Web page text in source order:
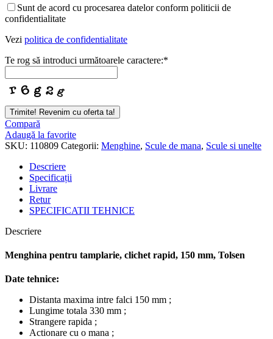
Sunt de acord cu procesarea datelor conform politicii de
confidentialitate
Vezi politica de confidentialitate
Te rog să introduci următoarele caractere:*
Company
Name*
Trimite! Revenim cu oferta ta!
Compară
Adaugă la favorite
SKU: 110809 Categorii: Menghine, Scule de mana, Scule si unelte
Descriere
Specificații
Livrare
Retur
SPECIFICATII TEHNICE
Descriere
Menghina pentru tamplarie, clichet rapid, 150 mm, Tolsen
Date tehnice:
Distanta maxima intre falci 150 mm ;
Lungime totala 330 mm ;
Strangere rapida ;
Actionare cu o mana ;